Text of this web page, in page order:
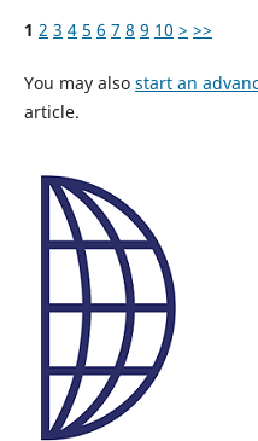
1 2 3 4 5 6 7 8 9 10 > >>
You may also start an
article.